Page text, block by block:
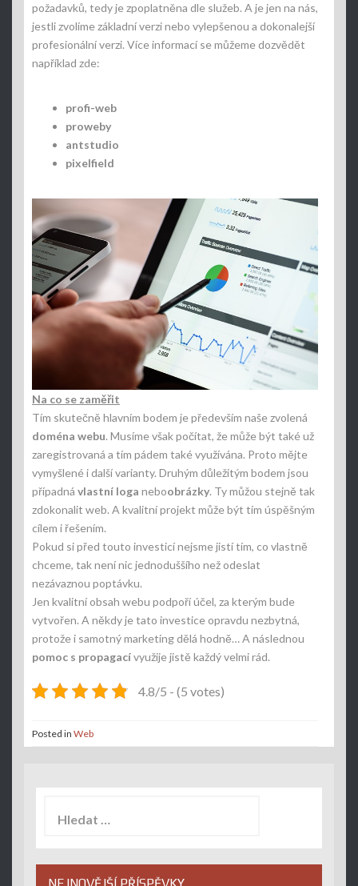
požadavků, tedy je zpoplatněna dle služeb. A je jen na nás,
jestli zvolíme základní verzi nebo vylepšenou a dokonalejší
profesionální verzi. Více informací se můžeme dozvědět
například zde:
profi-web
proweby
antstudio
pixelfield
Na co se zaměřit
Tím skutečně hlavním bodem je především naše zvolená
doména webu. Musíme však počítat, že může být také už
zaregistrovaná a tím pádem také využívána. Proto mějte
vymyšlené i další varianty. Druhým důležitým bodem jsou
případná vlastní loga neboobrázky. Ty můžou stejně tak
zdokonalit web. A kvalitní projekt může být tím úspěšným
cílem i řešením.
Pokud si před touto investicí nejsme jistí tím, co vlastně
chceme, tak není nic jednoduššího než odeslat
nezávaznou poptávku.
Jen kvalitní obsah webu podpoří účel, za kterým bude
vytvořen. A někdy je tato investice opravdu nezbytná,
protože i samotný marketing dělá hodně… A následnou
pomoc s propagacívyužije jistě každý velmi rád.
4.8/5 - (5 votes)
Posted in Web